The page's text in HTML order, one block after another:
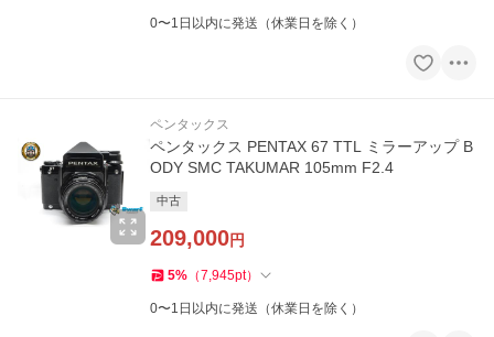
0〜1日以内に発送（休業日を除く）
ペンタックス
ペンタックス PENTAX 67 TTL ミラーアップ B
ODY SMC TAKUMAR 105mm F2.4
中古
209,000円
5% （7,945pt）
0〜1日以内に発送（休業日を除く）